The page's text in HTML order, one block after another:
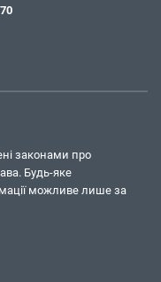
законами про
Будь-яке
можливе лише за